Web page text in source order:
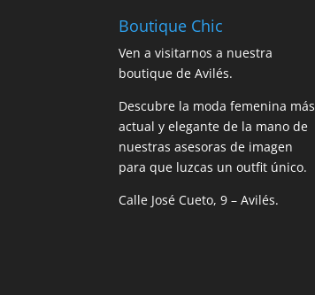
Boutique Chic
Ven a visitarnos a nuestra
boutique de Avilés.
Descubre la moda femenina más
actual y elegante de la mano de
nuestras asesoras de imagen
para que luzcas un outfit único.
Calle José Cueto, 9 – Avilés.